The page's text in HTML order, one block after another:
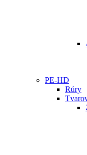
PE-HD
Rúry